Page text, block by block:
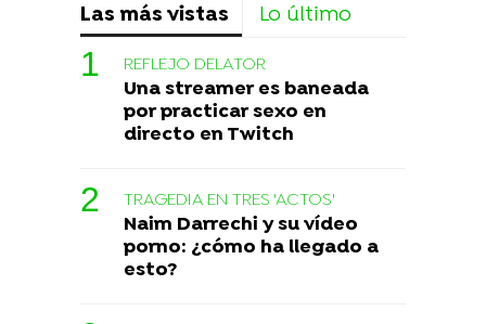
Las más vistas Lo último
REFLEJO DELATOR
Una streamer es baneada
por practicar sexo en
directo en Twitch
TRAGEDIA EN TRES 'ACTOS'
Naim Darrechi y su vídeo
porno: ¿cómo ha llegado a
esto?